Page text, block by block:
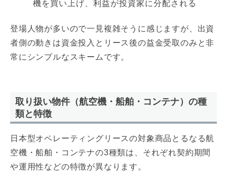
機を買い上げ、利益が投資家に分配される
登場人物が多いので一見複雑そうに感じますが、出資
者側の動きは資金投入とリース後の益金受取のみと非
常にシンプルなスキームです。
取り扱い物件（航空機・船舶・コンテナ）の種
類と特徴
日本型オペレーティングリースの対象商品とるなる航
空機・船舶・コンテナの3種類は、それぞれ契約期間
や運用性などの特徴が異なります。